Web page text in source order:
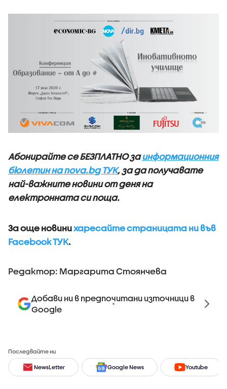
Абонирайте се БЕЗПЛАТНО заинформационния
бюлетин на nova.bg ТУК, за да получавате
най-важните новини от деня на
електронната си поща.
За още новинихаресайте страницата ни във
Facebook ТУК.
Редактор: Маргарита Стоянчева
Добави ни в предпочитани източници в
Google
Последвайте ни
NewsLetter Google News Youtube